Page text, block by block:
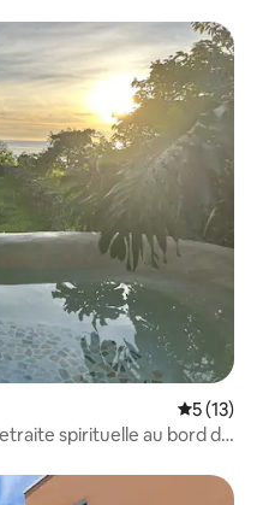
5 (13)
spirituelle au bord de